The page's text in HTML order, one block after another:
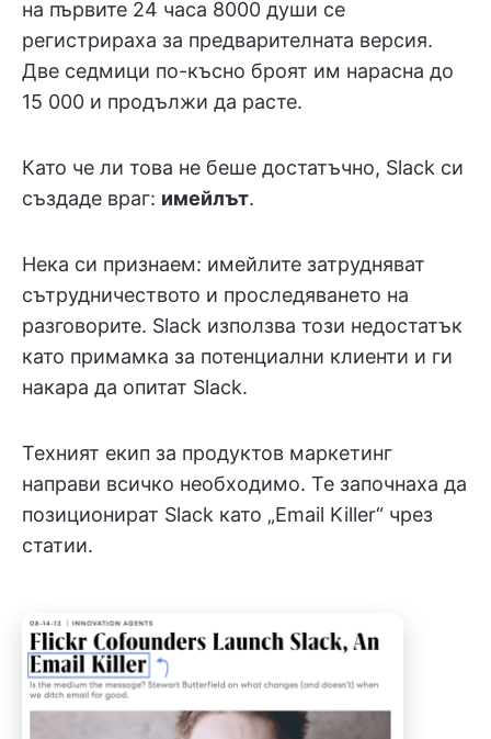
на първите 24 часа 8000 души се
регистрираха за предварителната версия.
Две седмици по-късно броят им нарасна до
15 000 и продължи да расте.
Като че ли това не беше достатъчно, Slack си
създаде враг: имейлът.
Нека си признаем: имейлите затрудняват
сътрудничеството и проследяването на
разговорите. Slack използва този недостатък
като примамка за потенциални клиенти и ги
накара да опитат Slack.
Техният екип за продуктов маркетинг
направи всичко необходимо. Те започнаха да
позиционират Slack като „Email Killer“ чрез
статии.